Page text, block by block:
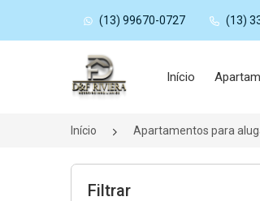
(13) 99670-0727 (13)
Página inicial
Início
Início Apartamentos para
Filtrar